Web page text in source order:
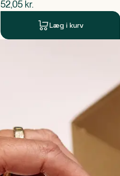
$nuværende pris
52,05 kr.
Læg i kurv